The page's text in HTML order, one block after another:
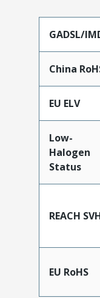
GADSL/
China
EU ELV
Low-
Halogen
Status
REACH
EU RoHS